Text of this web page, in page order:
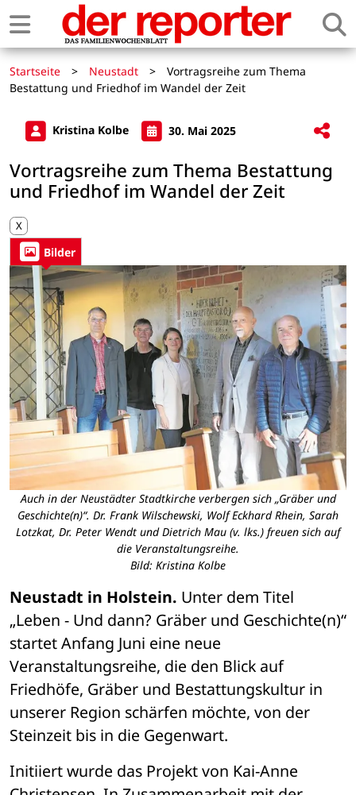
Startseite > Neustadt >
Vortragsreihe zum Thema
Bestattung und Friedhof im Wandel der Zeit
Kristina Kolbe 30. Mai 2025
Vortragsreihe zum Thema Bestattung
und Friedhof im Wandel der Zeit
X
Bilder
Auch in der Neustädter Stadtkirche verbergen sich „Gräber und
Geschichte(n)“. Dr. Frank Wilschewski, Wolf Eckhard Rhein, Sarah
Lotzkat, Dr. Peter Wendt und Dietrich Mau (v. lks.) freuen sich auf
die Veranstaltungsreihe.
Bild: Kristina Kolbe
Neustadt in Holstein. Unter dem Titel
„Leben - Und dann? Gräber und Geschichte(n)“
startet Anfang Juni eine neue
Veranstaltungsreihe, die den Blick auf
Friedhöfe, Gräber und Bestattungskultur in
unserer Region schärfen möchte, von der
Steinzeit bis in die Gegenwart.
Initiiert wurde das Projekt von Kai-Anne